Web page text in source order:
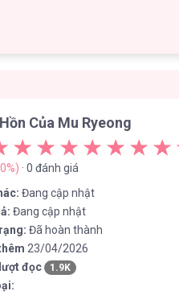
Của Mu Ryeong
· 0 đánh giá
Đang cập nhật
Đang cập nhật
Đã hoàn thành
23/04/2026
đọc
1.9K